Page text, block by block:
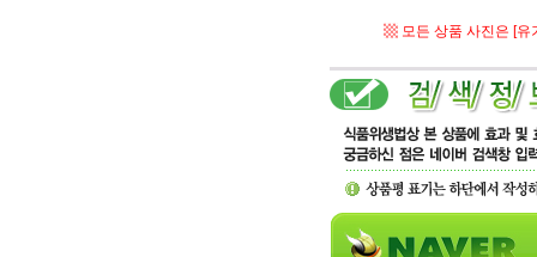
▩ 모든 상품 사진은 [유